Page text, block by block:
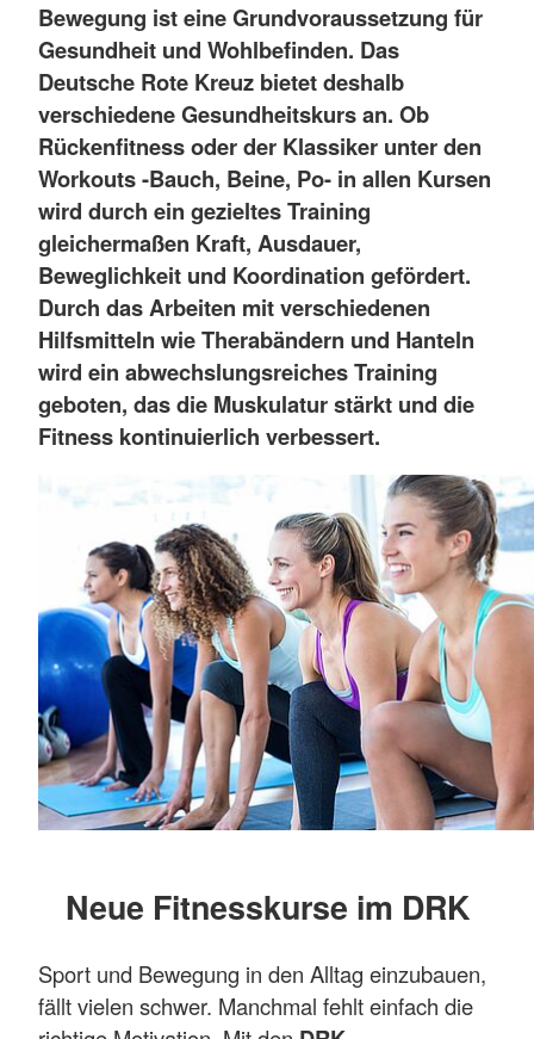
Bewegung ist eine Grundvoraussetzung für
Gesundheit und Wohlbefinden. Das
Deutsche Rote Kreuz bietet deshalb
verschiedene Gesundheitskurs an. Ob
Rückenfitness oder der Klassiker unter den
Workouts -Bauch, Beine, Po- in allen Kursen
wird durch ein gezieltes Training
gleichermaßen Kraft, Ausdauer,
Beweglichkeit und Koordination gefördert.
Durch das Arbeiten mit verschiedenen
Hilfsmitteln wie Therabändern und Hanteln
wird ein abwechslungsreiches Training
geboten, das die Muskulatur stärkt und die
Fitness kontinuierlich verbessert.
Neue Fitnesskurse im DRK
Sport und Bewegung in den Alltag einzubauen,
fällt vielen schwer. Manchmal fehlt einfach die